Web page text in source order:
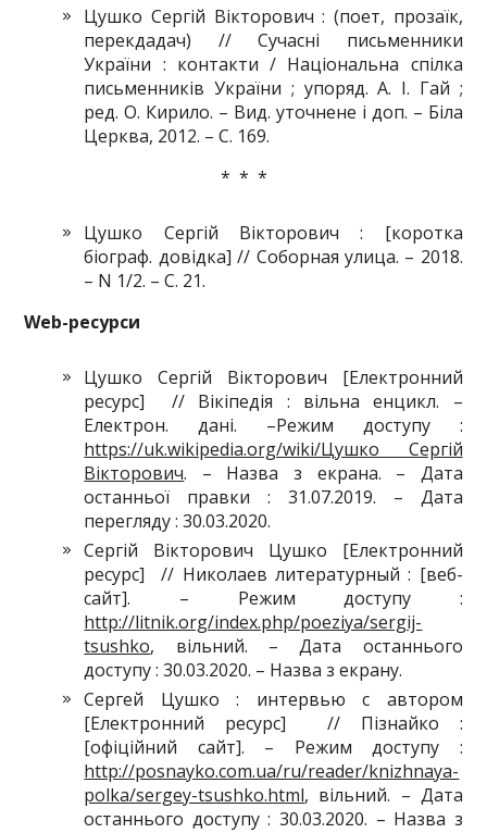
Цушко Сергiй Вікторович : (поет, прозаїк,
перекдадач) // Сучасні письменники
України : контакти / Національна спілка
письменників України ; упоряд. А. І. Гай ;
ред. О. Кирило. – Вид. уточнене і доп. – Біла
Церква, 2012. – С. 169.
* * *
Цушко Сергій Вікторович : [коротка
біограф. довідка] // Соборная улица. – 2018.
– N 1/2. – С. 21.
Web-ресурси
Цушко Сергiй Вікторович [Електронний
ресурс] // Вікіпедія : вільна енцикл. –
Електрон. дані. –Режим доступу :
https://uk.wikipedia.org/wiki/Цушко Сергiй
Вікторович. – Назва з екрана. – Дата
останньої правки : 31.07.2019. – Дата
перегляду : 30.03.2020.
Сергiй Вікторович Цушко [Електронний
ресурс] // Николаев литературный : [веб-
сайт]. – Режим доступу :
http://litnik.org/index.php/poeziya/sergij-
tsushko, вільний. – Дата останнього
доступу : 30.03.2020. – Назва з екрану.
Сергей Цушко : интервью с автором
[Електронний ресурс] // Пізнайко :
[офіційний сайт]. – Режим доступу :
http://posnayko.com.ua/ru/reader/knizhnaya-
polka/sergey-tsushko.html, вільний. – Дата
останнього доступу : 30.03.2020. – Назва з